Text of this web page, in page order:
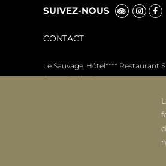
SUIVEZ-NOUS
CONTACT
Le Sauvage, Hôtel**** Restaurant
6, rue du Chapitre